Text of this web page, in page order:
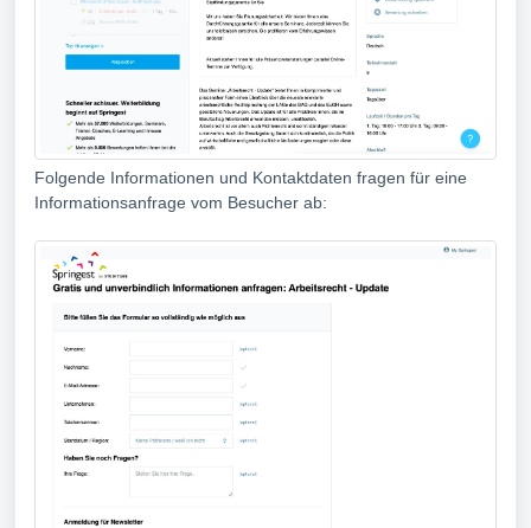
Folgende Informationen und Kontaktdaten fragen für eine
Informationsanfrage vom Besucher ab: